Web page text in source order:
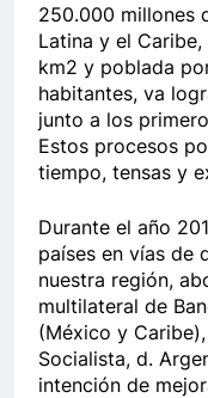
250.000 millones
Latina y el
km2 y poblada
habitantes, va
junto a los
Estos procesos
tiempo, tensas y
Durante el año
países en vías de
nuestra región,
multilateral de
(México y
Socialista, d.
intención de